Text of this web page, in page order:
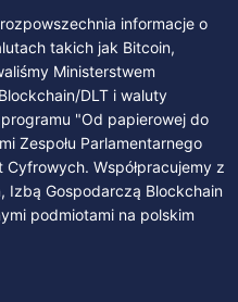
informacje o
takich jak Bitcoin,
Ministerstwem
DLT i waluty
"Od papierowej do
Zespołu Parlamentarnego
Współpracujemy z
Izbą Gospodarczą Blockchain
podmiotami na polskim